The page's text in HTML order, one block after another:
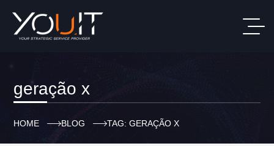
geração x
HOME BLOG TAG: GERAÇÃO X